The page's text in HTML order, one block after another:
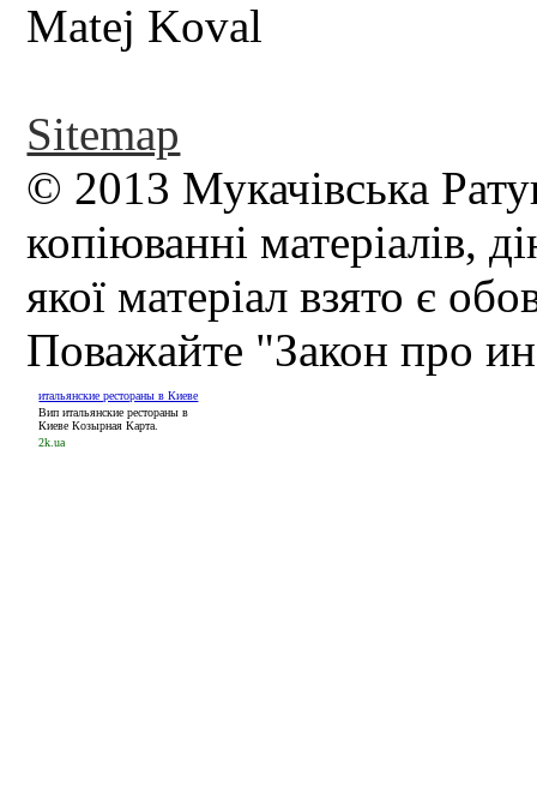
Sitemap
© 2013 Мукачівська
копіюванні матеріалів,
якої матеріал взято є
Поважайте "Закон про
итальянские рестораны в Киеве
Вип итальянские рестораны в
Киеве Козырная Карта.
2k.ua